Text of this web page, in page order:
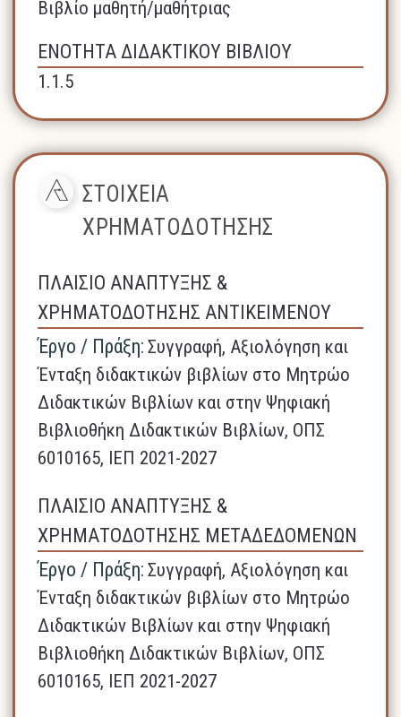
Βιβλίο μαθητή/μαθήτριας
ΕΝΟΤΗΤΑ ΔΙΔΑΚΤΙΚΟΥ ΒΙΒΛΙΟΥ
1.1.5
ΣΤΟΙΧΕΙΑ
ΧΡΗΜΑΤΟΔΟΤΗΣΗΣ
ΠΛΑΙΣΙΟ ΑΝΑΠΤΥΞΗΣ &
ΧΡΗΜΑΤΟΔΟΤΗΣΗΣ ΑΝΤΙΚΕΙΜΕΝΟΥ
Έργο / Πράξη: Συγγραφή, Αξιολόγηση και
Ένταξη διδακτικών βιβλίων στο Μητρώο
Διδακτικών Βιβλίων και στην Ψηφιακή
Βιβλιοθήκη Διδακτικών Βιβλίων, ΟΠΣ
6010165, ΙΕΠ 2021-2027
ΠΛΑΙΣΙΟ ΑΝΑΠΤΥΞΗΣ &
ΧΡΗΜΑΤΟΔΟΤΗΣΗΣ ΜΕΤΑΔΕΔΟΜΕΝΩΝ
Έργο / Πράξη: Συγγραφή, Αξιολόγηση και
Ένταξη διδακτικών βιβλίων στο Μητρώο
Διδακτικών Βιβλίων και στην Ψηφιακή
Βιβλιοθήκη Διδακτικών Βιβλίων, ΟΠΣ
6010165, ΙΕΠ 2021-2027